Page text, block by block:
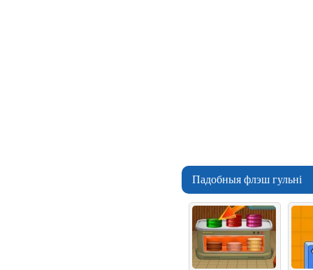
Падобныя флэш гульні